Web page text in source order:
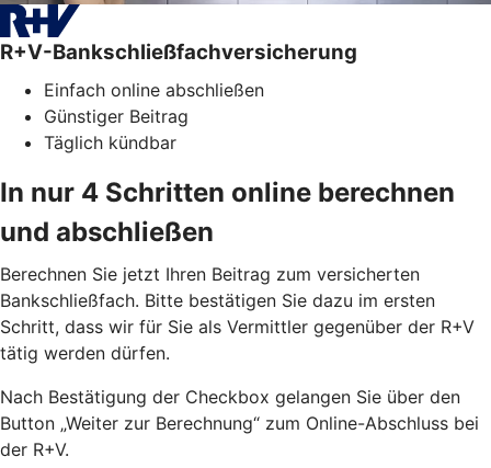
R+V-Bankschließfachversicherung
Einfach online abschließen
Günstiger Beitrag
Täglich kündbar
In nur 4 Schritten online berechnen
und abschließen
Berechnen Sie jetzt Ihren Beitrag zum versicherten
Bankschließfach. Bitte bestätigen Sie dazu im ersten
Schritt, dass wir für Sie als Vermittler gegenüber der R+V
tätig werden dürfen.
Nach Bestätigung der Checkbox gelangen Sie über den
Button „Weiter zur Berechnung“ zum Online-Abschluss bei
der R+V.